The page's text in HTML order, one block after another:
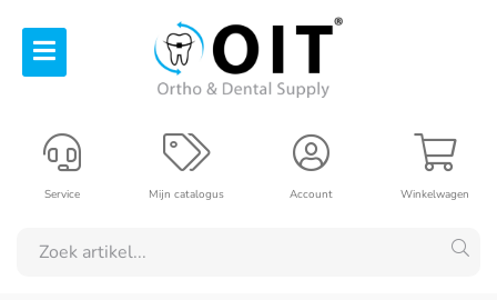
Winkelwagen
Account
Mijn catalogus
Service